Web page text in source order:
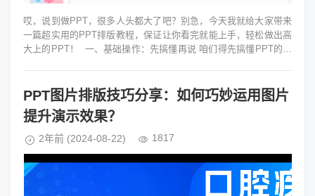
哎，说到做PPT，很多人头都大了吧？别急，今天我就给大家带来
一篇超实用的PPT排版教程，保证让你看完就能上手，轻松做出高
大上的PPT！ 一、基础操作：先搞懂再说 咱们得先搞懂PPT的基
PPT图片排版技巧分享：如何巧妙运用图片
提升演示效果？
2年前 (2024-08-22) 1817